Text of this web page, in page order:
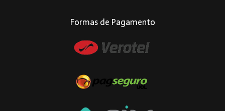
Formas de Pagamento